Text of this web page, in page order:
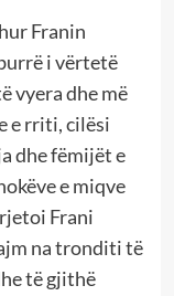
Franin
i vërtetë
vyera dhe më
e rriti, cilësi
dhe fëmijët e
e miqve
Frani
na tronditi të
të gjithë